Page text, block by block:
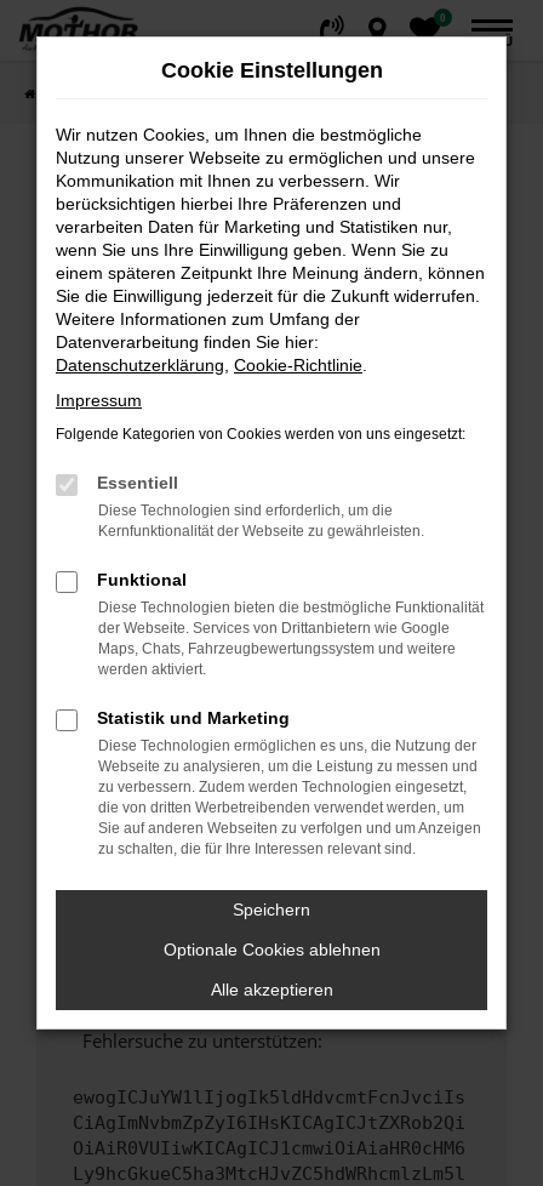
Zum
0
MENÜ
Fehler: Network Error
Beim Laden ist ein Fehler aufgetreten.
Hier sind ein paar Tipps, die dir helfen können:
Überprüfe deine Firewall und deine
Internetverbindung.
Suchmaschine?
Manche Erweiterungen, wie Werbeblocker,
können das Laden bestimmter Seiten
verhindern. Funktioniert die Seite in einem
Fenster?
Starte dein Gerät neu.
Das kann manchmal helfen, vorübergehende
Probleme zu beheben.
Stelle sicher, dass dein Browser und dein
Betriebssystem auf dem neuesten Stand
sind.
Veraltete Software birgt nicht nur ein
Sicherheitsrisiko, sondern kann auch dazu
führen, dass bestimmte Funktionen nicht mehr
Wende dich an den Webseitenbetreiber.
hast, kontaktiere uns bitte. Wir werden
versuchen, das Problem zu beheben. Du kannst
uns diesen Text schicken, um uns bei der
Fehlersuche zu unterstützen:
ewogICJuYW1lIjogIk5ldHdvcmtFcnJvciIs
CiAgImNvbmZpZyI6IHsKICAgICJtZXRob2Qi
OiAiR0VUIiwKICAgICJ1cmwiOiAiaHR0cHM6
Ly9hcGkueC5ha3MtcHJvZC5hdWRhcmlzLm5l
Cookie Einstellungen
Wir nutzen Cookies, um Ihnen die bestmögliche
Nutzung unserer Webseite zu ermöglichen und unsere
Kommunikation mit Ihnen zu verbessern. Wir
berücksichtigen hierbei Ihre Präferenzen und
verarbeiten Daten für Marketing und Statistiken nur,
wenn Sie uns Ihre Einwilligung geben. Wenn Sie zu
einem späteren Zeitpunkt Ihre Meinung ändern, können
Sie die Einwilligung jederzeit für die Zukunft widerrufen.
Weitere Informationen zum Umfang der
Datenverarbeitung finden Sie hier:
Datenschutzerklärung Cookie-Richtlinie
Impressum
Folgende Kategorien von Cookies werden von uns eingesetzt:
Essentiell
Diese Technologien sind erforderlich, um die
Kernfunktionalität der Webseite zu gewährleisten.
Funktional
Diese Technologien bieten die bestmögliche Funktionalität
der Webseite. Services von Drittanbietern wie Google
Maps, Chats, Fahrzeugbewertungssystem und weitere
werden aktiviert.
Statistik und Marketing
Diese Technologien ermöglichen es uns, die Nutzung der
Webseite zu analysieren, um die Leistung zu messen und
zu verbessern. Zudem werden Technologien eingesetzt,
die von dritten Werbetreibenden verwendet werden, um
Sie auf anderen Webseiten zu verfolgen und um Anzeigen
zu schalten, die für Ihre Interessen relevant sind.
Speichern
Optionale Cookies ablehnen
Alle akzeptieren